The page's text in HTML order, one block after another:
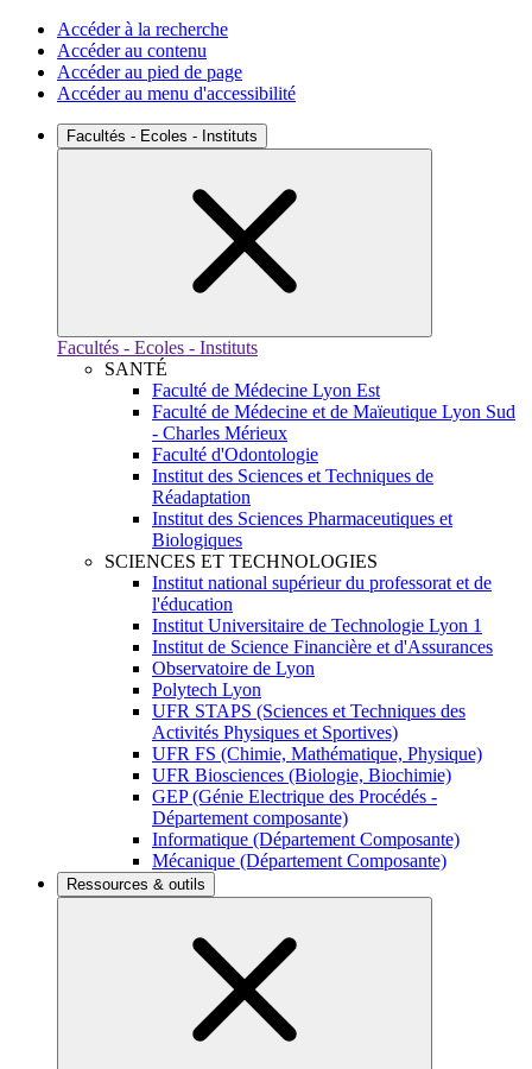
Accéder à la recherche
Accéder au contenu
Accéder au pied de page
Accéder au menu d'accessibilité
Facultés - Ecoles - Instituts
Facultés - Ecoles - Instituts
SANTÉ
Faculté de Médecine Lyon Est
Faculté de Médecine et de Maïeutique Lyon Sud
- Charles Mérieux
Faculté d'Odontologie
Institut des Sciences et Techniques de
Réadaptation
Institut des Sciences Pharmaceutiques et
Biologiques
SCIENCES ET TECHNOLOGIES
Institut national supérieur du professorat et de
l'éducation
Institut Universitaire de Technologie Lyon 1
Institut de Science Financière et d'Assurances
Observatoire de Lyon
Polytech Lyon
UFR STAPS (Sciences et Techniques des
Activités Physiques et Sportives)
UFR FS (Chimie, Mathématique, Physique)
UFR Biosciences (Biologie, Biochimie)
GEP (Génie Electrique des Procédés -
Département composante)
Informatique (Département Composante)
Mécanique (Département Composante)
Ressources & outils